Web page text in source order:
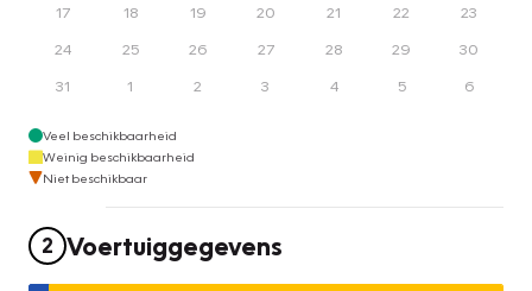
17
18 19 20 21 22
23
24
25 26 27 28 29
30
31
1 2 3 4 5 6
Veel beschikbaarheid
Weinig beschikbaarheid
Niet beschikbaar
2 Voertuiggegevens